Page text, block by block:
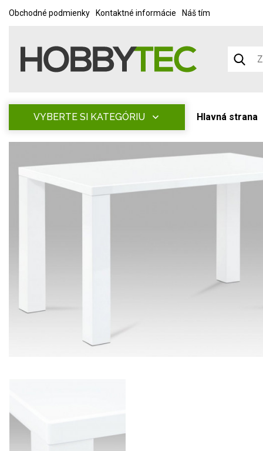
Obchodné podmienky Kontaktné informácie Náš tím
VYBERTE SI KATEGÓRIU Hlavná strana